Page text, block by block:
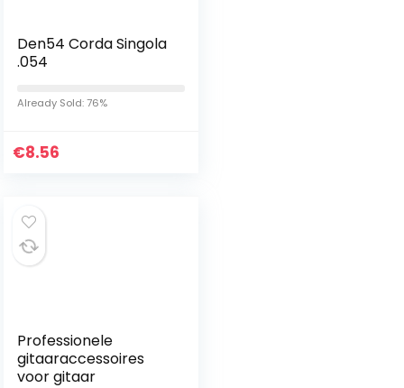
Den54 Corda Singola
.054
Already Sold: 76%
€8.56
Professionele
gitaaraccessoires
voor gitaar